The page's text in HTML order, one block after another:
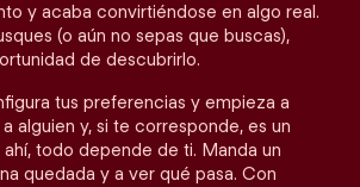
y acaba convirtiéndose en algo real.
(o aún no sepas que buscas),
de descubrirlo.
tus preferencias y empieza a
alguien y, si te corresponde, es un
todo depende de ti. Manda un
quedada y a ver qué pasa. Con